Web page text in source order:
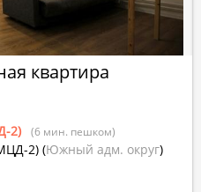
квартира
2) (6 мин. пешком)
2) (Южный адм. округ)